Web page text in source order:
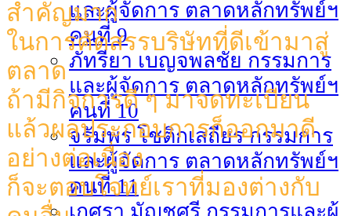
และผู้จัดการ ตลาดหลักทรัพย์ฯ
คนที่ 9
ภัทรียา เบญจพลชัย กรรมการ
และผู้จัดการ ตลาดหลักทรัพย์ฯ
คนที่ 10
จรัมพร โชติกเสถียร กรรมการ
และผู้จัดการ ตลาดหลักทรัพย์ฯ
คนที่ 11
สําคัญมาก
ในการคัดสรรบริษัทที่ดีเข้ามาสู่
ตลาด
ถ้ามีกิจการดี ๆ มาจดทะเบียน
แล้วผลประกอบการก็ออกมาดี
อย่างต่อเนื่อง
ก็จะตอบโจทย์เราที่มองต่างกับ